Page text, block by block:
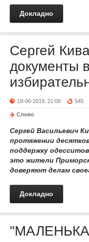
Докладно
Сергей
документы
18-06-2019, 21:00 545
Слово
Сергей Васильевич
протяжении
поддержку
это жители
доверяют делам
Докладно